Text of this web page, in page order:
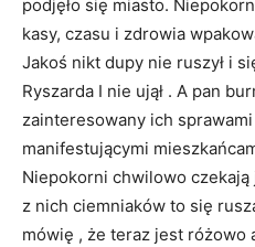
podjęło się miasto.
kasy, czasu i zdrowia
Jakoś nikt dupy nie ruszył i
Ryszarda I nie ujął . A pan
zainteresowany ich
manifestującymi
Niepokorni chwilowo
z nich ciemniaków to się
mówię , że teraz jest różowo